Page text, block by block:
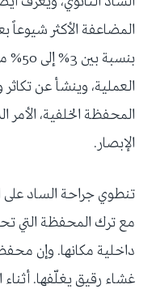
المضاعفة الأكثر
العملية، وينشأ عن تكاثر
المحفظة الخلفية،
الإبصار.
تنطوي جراحة الساد على
مع ترك المحفظة التي
داخلية مكانها. وإن
غشاء رقيق يغلّفها.